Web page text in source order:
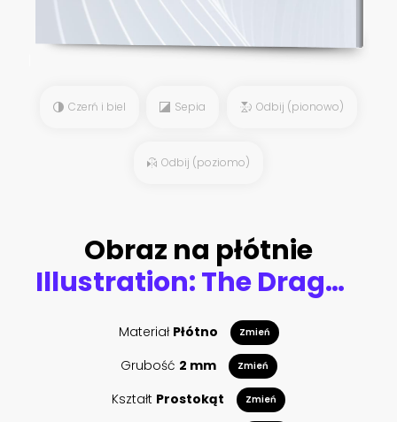
Czerń i biel Sepia Odbij (pionowo)
Odbij (poziomo)
Obraz na płótnie
Illustration: The Dragon Planet - The danger dragon is drinking the energy generated by gem stone and crystal. Never touch the treasure in his planet, he will kill you. - Scene Design. Fantastic Style
Materiał Płótno Zmień
Grubość 2 mm Zmień
Kształt Prostokąt Zmień